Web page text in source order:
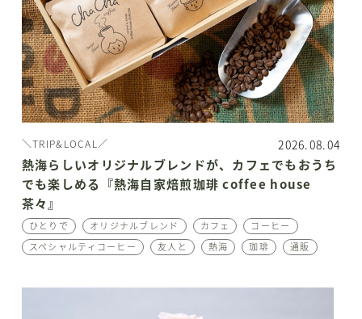
＼TRIP&LOCAL／ 2026.08.04
熱海らしいオリジナルブレンドが、カフェでもおうち
でも楽しめる『熱海自家焙煎珈琲 coffee house
茶々』
ひとりで オリジナルブレンド カフェ
コーヒー
スペシャルティコーヒー
友人と 熱海 珈琲 通販